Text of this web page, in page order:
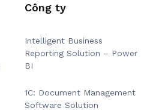
Công ty
Intelligent Business
Reporting Solution – Power
BI
1C: Document Management
Software Solution